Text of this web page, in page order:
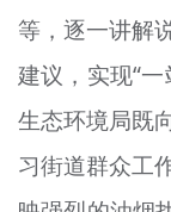
等，逐一讲解
建议，实现“
生态环境局既
习街道群众工